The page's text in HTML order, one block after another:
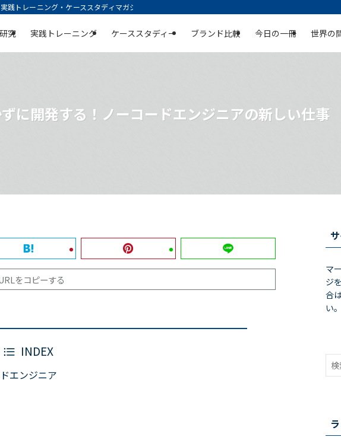
トレーニング・ケーススタディマガジン | 空庭
究 実践トレーニング ケーススタディー ブランド比較 今日の一冊 世界の
に開発する！ノーコードエンジニアの新しい仕事
をコピーする
INDEX
エンジニア
マ
ジ
合
い。